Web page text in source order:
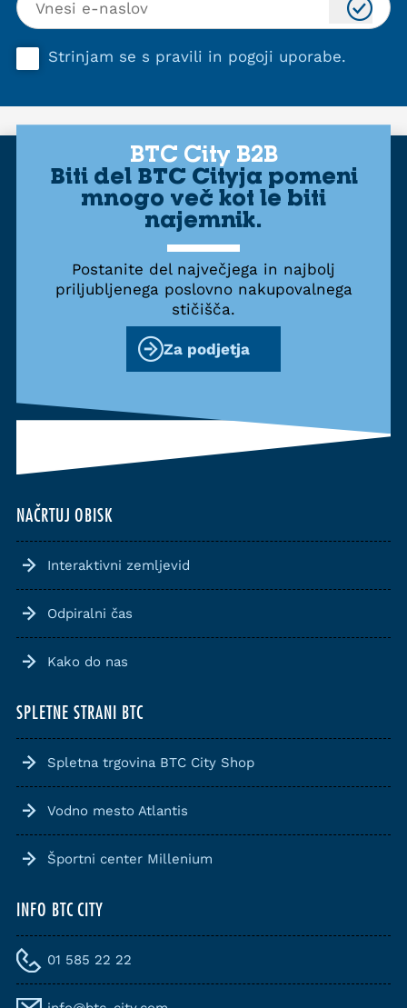
Strinjam se s pravili in pogoji uporabe.
NAČRTUJ OBISK
Interaktivni zemljevid
Odpiralni čas
Kako do nas
SPLETNE STRANI BTC
Spletna trgovina BTC City Shop
Vodno mesto Atlantis
Športni center Millenium
INFO BTC CITY
01 585 22 22
BTC City B2B
Biti del BTC Cityja pomeni
mnogo več kot le biti
najemnik.
Postanite del največjega in najbolj
priljubljenega poslovno nakupovalnega
stičišča.
Za podjetja